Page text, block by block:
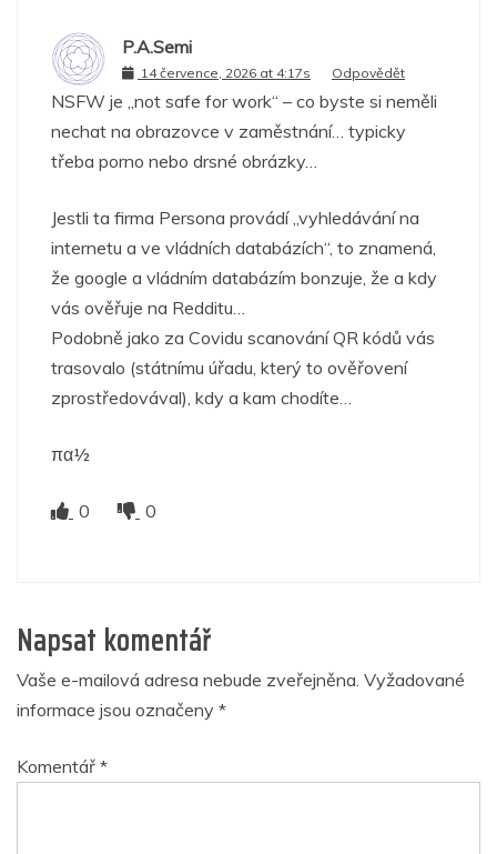
P.A.Semi
14 července, 2026 at 4:17s Odpovědět
NSFW je „not safe for work“ – co byste si neměli
nechat na obrazovce v zaměstnání… typicky
třeba porno nebo drsné obrázky…
Jestli ta firma Persona provádí „vyhledávání na
internetu a ve vládních databázích“, to znamená,
že google a vládním databázím bonzuje, že a kdy
vás ověřuje na Redditu…
Podobně jako za Covidu scanování QR kódů vás
trasovalo (státnímu úřadu, který to ověřovení
zprostředovával), kdy a kam chodíte…
πα½
0 0
Napsat komentář
Vaše e-mailová adresa nebude zveřejněna. Vyžadované
informace jsou označeny *
Komentář *